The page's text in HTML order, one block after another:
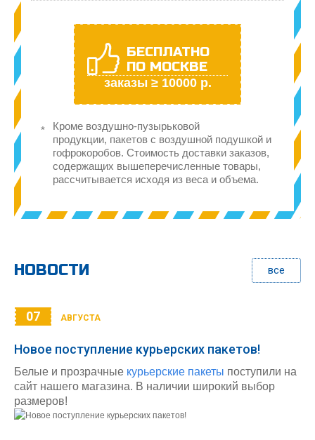
БЕСПЛАТНО
ПО МОСКВЕ
заказы ≥ 10000 р.
Кроме воздушно-пузырьковой
продукции, пакетов с воздушной подушкой и
гофрокоробов. Стоимость доставки заказов,
содержащих вышеперечисленные товары,
рассчитывается исходя из веса и объема.
НОВОСТИ все
07 АВГУСТА
Новое поступление курьерских пакетов!
Белые и прозрачные курьерские пакеты поступили на
сайт нашего магазина. В наличии широкий выбор
размеров!